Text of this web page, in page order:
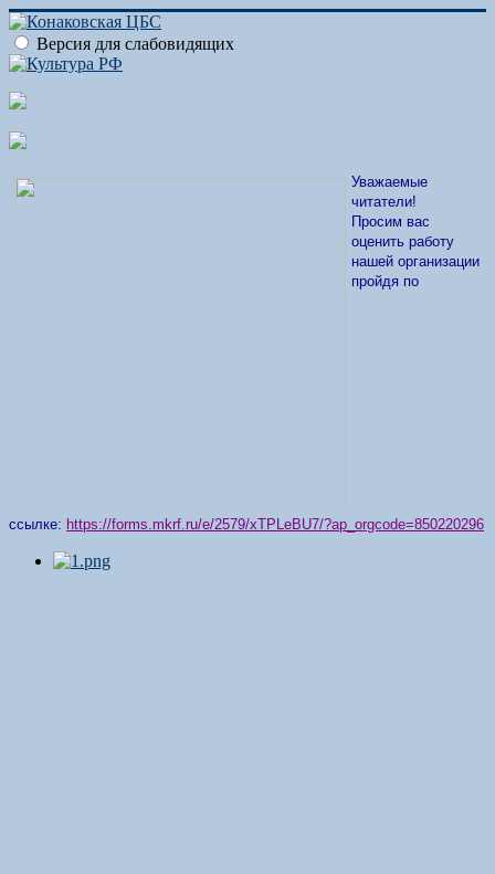
Версия для слабовидящих
Уважаемые
читатели!
Просим вас
оценить работу
нашей организации
пройдя по
ссылке: https://forms.mkrf.ru/e/2579/xTPLeBU7/?ap_orgcode=850220296